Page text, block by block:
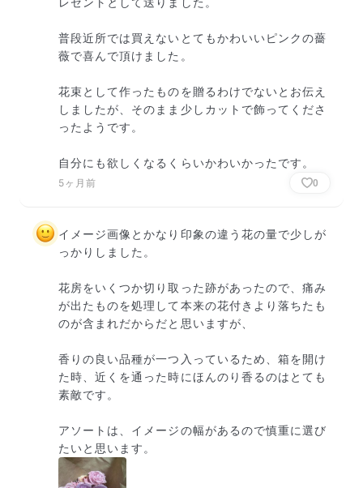
普段近所では買えないとてもかわいいピンクの薔
薇で喜んで頂けました。
花束として作ったものを贈るわけでないとお伝え
しましたが、そのまま少しカットで飾ってくださ
ったようです。
自分にも欲しくなるくらいかわいかったです。
5ヶ月前 0
イメージ画像とかなり印象の違う花の量で少しが
っかりしました。
花房をいくつか切り取った跡があったので、痛み
が出たものを処理して本来の花付きより落ちたも
のが含まれだからだと思いますが、
香りの良い品種が一つ入っているため、箱を開け
た時、近くを通った時にほんのり香るのはとても
素敵です。
アソートは、イメージの幅があるので慎重に選び
たいと思います。